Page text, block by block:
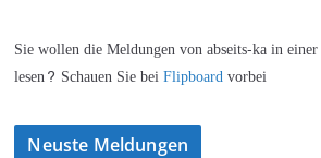
Sie wollen die Meldungen von abseits-ka in
lesen? Schauen Sie beiFlipboardvorbei
Neuste Meldungen